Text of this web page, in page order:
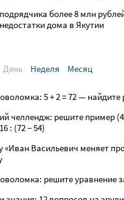
более 8 млн
дома в Якутии
День
Неделя Месяц
5 + 2 = 72 — найдите
челлендж: решите пример
: (72 − 54)
«Иван Васильевич меняет
решите уравнение